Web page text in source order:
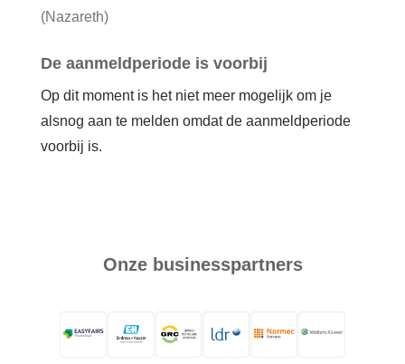
(Nazareth)
De aanmeldperiode is voorbij
Op dit moment is het niet meer mogelijk om je
alsnog aan te melden omdat de aanmeldperiode
voorbij is.
Onze businesspartners
Français
Nederlands